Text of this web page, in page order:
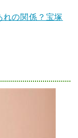
れの関係？宝塚